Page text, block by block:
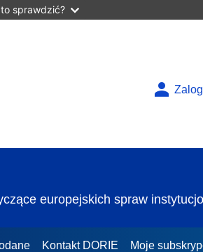
sprawdzić?
europejskich spraw
Kontakt DORIE Moje